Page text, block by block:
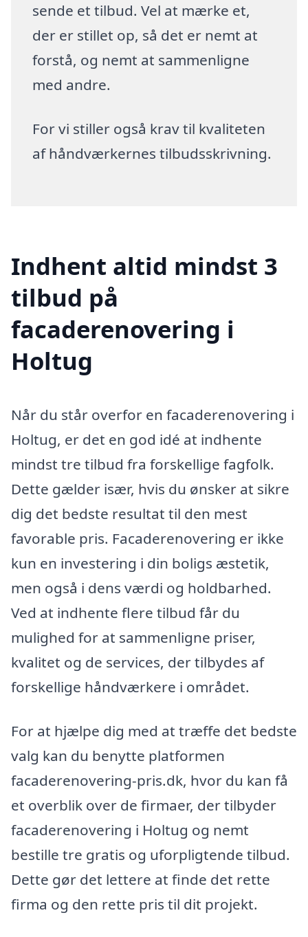
sende et tilbud. Vel at mærke et,
der er stillet op, så det er nemt at
forstå, og nemt at sammenligne
med andre.
For vi stiller også krav til kvaliteten
af håndværkernes tilbudsskrivning.
Indhent altid mindst 3
tilbud på
facaderenovering i
Holtug
Når du står overfor en facaderenovering i
Holtug, er det en god idé at indhente
mindst tre tilbud fra forskellige fagfolk.
Dette gælder især, hvis du ønsker at sikre
dig det bedste resultat til den mest
favorable pris. Facaderenovering er ikke
kun en investering i din boligs æstetik,
men også i dens værdi og holdbarhed.
Ved at indhente flere tilbud får du
mulighed for at sammenligne priser,
kvalitet og de services, der tilbydes af
forskellige håndværkere i området.
For at hjælpe dig med at træffe det bedste
valg kan du benytte platformen
facaderenovering-pris.dk, hvor du kan få
et overblik over de firmaer, der tilbyder
facaderenovering i Holtug og nemt
bestille tre gratis og uforpligtende tilbud.
Dette gør det lettere at finde det rette
firma og den rette pris til dit projekt.